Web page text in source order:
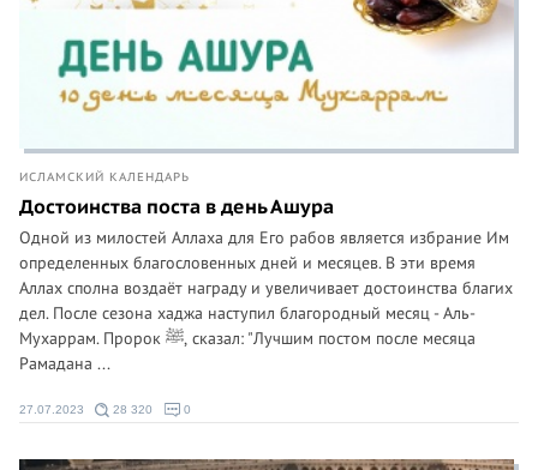
ИСЛАМСКИЙ КАЛЕНДАРЬ
Достоинства поста в день Ашура
Одной из милостей Аллаха для Его рабов является избрание Им
определенных благословенных дней и месяцев. В эти время
Аллах сполна воздаёт награду и увеличивает достоинства благих
дел. После сезона хаджа наступил благородный месяц - Аль-
Мухаррам. Пророк ﷺ, сказал: "Лучшим постом после месяца
Рамадана ...
27.07.2023 28 320 0